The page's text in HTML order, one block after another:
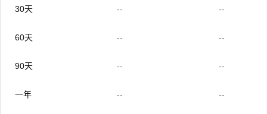
30天 -- --
60天 -- --
90天 -- --
一年 -- --